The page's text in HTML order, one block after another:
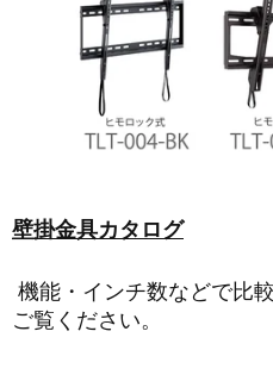
壁掛金具カタログ
機能・インチ数などで比
ご覧ください。